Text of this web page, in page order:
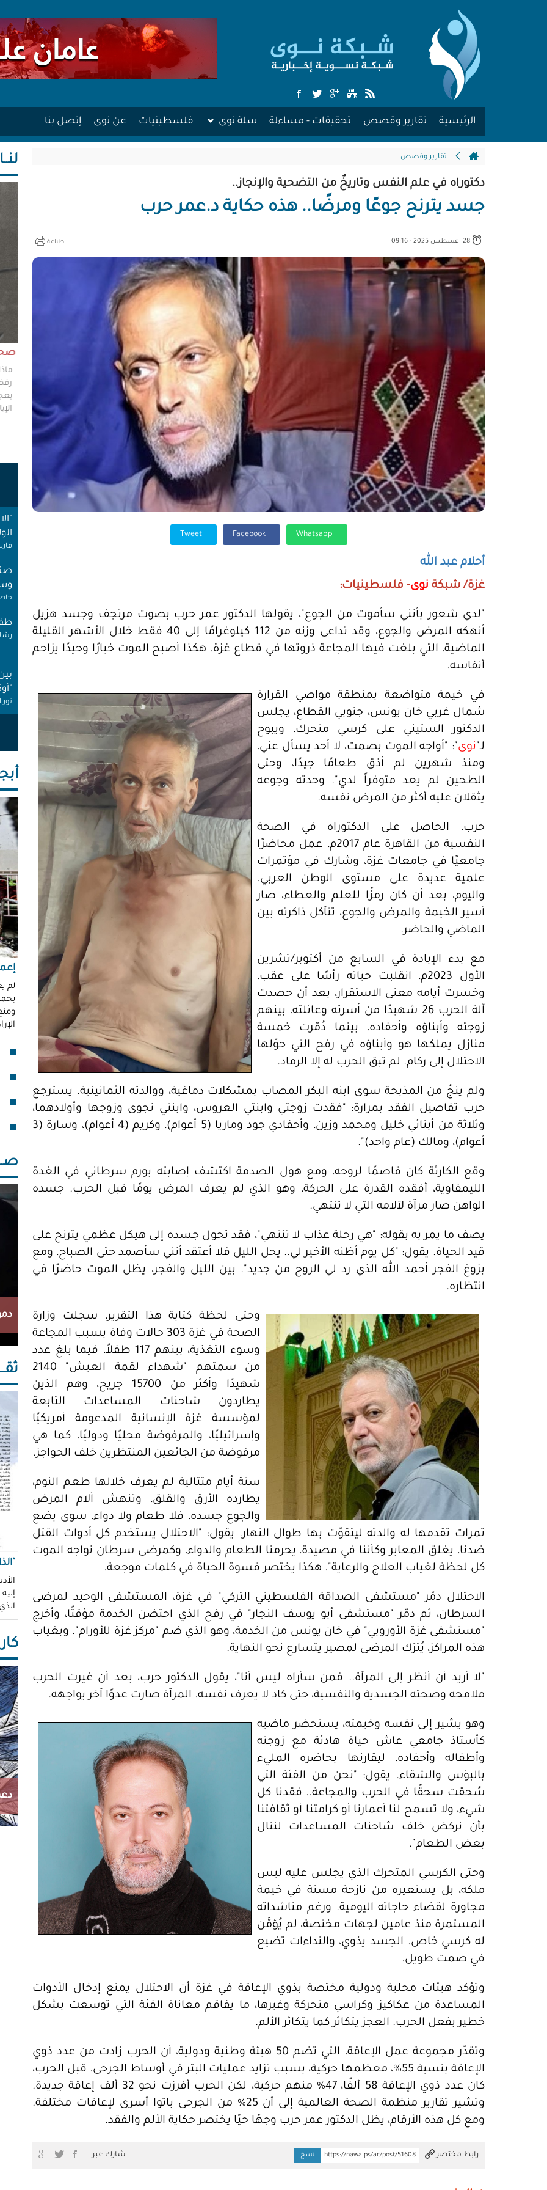
الرئيسية تقارير وقصص تحقيقات - مساءلة سلة نوى فلسطينيات عن نوى إتصل بنا
تقارير وقصص
دكتوراه في علم النفس وتاريخٌ من التضحية والإنجاز..
جسد يترنح جوعًا ومرضًا.. هذه حكاية د.عمر حرب
طباعة
Tweet Facebook
أحلام عبد الله
غزة/ شبكة نوى- فلسطينيات:
"لدي شعور بأنني سأموت من الجوع"، يقولها الدكتور عمر حرب بصوت مرتجف وجسد هزيل
أنهكه المرض والجوع، وقد تداعى وزنه من 112 كيلوغرامًا إلى 40 فقط خلال الأشهر القليلة
الماضية، التي بلغت فيها المجاعة ذروتها في قطاع غزة. هكذا أصبح الموت خيارًا وحيدًا يزاحم
أنفاسه.
في خيمة متواضعة بمنطقة مواصي القرارة
شمال غربي خان يونس، جنوبي القطاع، يجلس
الدكتور الستيني على كرسي متحرك، ويبوح
لـ"نوى": "أواجه الموت بصمت، لا أحد يسأل عني،
ومنذ شهرين لم أذق طعامًا جيدًا، وحتى
الطحين لم يعد متوفراً لدي". وحدته وجوعه
يثقلان عليه أكثر من المرض نفسه.
حرب، الحاصل على الدكتوراه في الصحة
النفسية من القاهرة عام 2017م، عمل محاضرًا
جامعيًا في جامعات غزة، وشارك في مؤتمرات
علمية عديدة على مستوى الوطن العربي.
واليوم، بعد أن كان رمزًا للعلم والعطاء، صار
أسير الخيمة والمرض والجوع، تتآكل ذاكرته بين
الماضي والحاضر.
مع بدء الإبادة في السابع من أكتوبر/تشرين
الأول 2023م، انقلبت حياته رأسًا على عقب،
وخسرت أيامه معنى الاستقرار، بعد أن حصدت
آلة الحرب 26 شهيدًا من أسرته وعائلته، بينهم
زوجته وأبناؤه وأحفاده، بينما دُمّرت خمسة
منازل يملكها هو وأبناؤه في رفح التي حوّلها
الاحتلال إلى ركام. لم تبق الحرب له إلا الرماد.
ولم ينجُ من المذبحة سوى ابنه البكر المصاب بمشكلات دماغية، ووالدته الثمانينية. يسترجع
حرب تفاصيل الفقد بمرارة: "فقدت زوجتي وابنتي العروس، وابنتي نجوى وزوجها وأولادهما،
وثلاثة من أبنائي خليل ومحمد وزين، وأحفادي جود وماريا (5 أعوام)، وكريم (4 أعوام)، وسارة (3
أعوام)، ومالك (عام واحد)".
وقع الكارثة كان قاصمًا لروحه، ومع هول الصدمة اكتشف إصابته بورم سرطاني في الغدة
الليمفاوية، أفقده القدرة على الحركة، وهو الذي لم يعرف المرض يومًا قبل الحرب. جسده
الواهن صار مرآة لآلامه التي لا تنتهي.
يصف ما يمر به بقوله: "هي رحلة عذاب لا تنتهي"، فقد تحول جسده إلى هيكل عظمي يترنح على
قيد الحياة. يقول: "كل يوم أظنه الأخير لي.. يحل الليل فلا أعتقد أنني سأصمد حتى الصباح، ومع
بزوغ الفجر أحمد الله الذي رد لي الروح من جديد". بين الليل والفجر، يظل الموت حاضرًا في
انتظاره.
وحتى لحظة كتابة هذا التقرير، سجلت وزارة
الصحة في غزة 303 حالات وفاة بسبب المجاعة
وسوء التغذية، بينهم 117 طفلاً، فيما بلغ عدد
من سمتهم "شهداء لقمة العيش" 2140
شهيدًا وأكثر من 15700 جريح، وهم الذين
يطاردون شاحنات المساعدات التابعة
لمؤسسة غزة الإنسانية المدعومة أمريكيًا
وإسرائيليًا، والمرفوضة محليًا ودوليًا، كما هي
مرفوضة من الجائعين المنتظرين خلف الحواجز.
ستة أيام متتالية لم يعرف خلالها طعم النوم،
يطارده الأرق والقلق، وتنهش آلام المرض
والجوع جسده، فلا طعام ولا دواء، سوى بضع
تمرات تقدمها له والدته ليتقوّت بها طوال النهار. يقول: "الاحتلال يستخدم كل أدوات القتل
ضدنا، يغلق المعابر وكأننا في مصيدة، يحرمنا الطعام والدواء، وكمرضى سرطان نواجه الموت
كل لحظة لغياب العلاج والرعاية". هكذا يختصر قسوة الحياة في كلمات موجعة.
الاحتلال دمّر "مستشفى الصداقة الفلسطيني التركي" في غزة، المستشفى الوحيد لمرضى
السرطان، ثم دمّر "مستشفى أبو يوسف النجار" في رفح الذي احتضن الخدمة مؤقتًا، وأخرج
"مستشفى غزة الأوروبي" في خان يونس من الخدمة، وهو الذي ضم "مركز غزة للأورام". وبغياب
هذه المراكز، يُترَك المرضى لمصير يتسارع نحو النهاية.
"لا أريد أن أنظر إلى المرآة.. فمن سأراه ليس أنا"، يقول الدكتور حرب، بعد أن غيرت الحرب
ملامحه وصحته الجسدية والنفسية، حتى كاد لا يعرف نفسه. المرآة صارت عدوًا آخر يواجهه.
وهو يشير إلى نفسه وخيمته، يستحضر ماضيه
كأستاذ جامعي عاش حياة هادئة مع زوجته
وأطفاله وأحفاده، ليقارنها بحاضره المليء
بالبؤس والشقاء. يقول: "نحن من الفئة التي
سُحقت سحقًا في الحرب والمجاعة.. فقدنا كل
شيء، ولا تسمح لنا أعمارنا أو كرامتنا أو ثقافتنا
بأن نركض خلف شاحنات المساعدات لننال
بعض الطعام".
وحتى الكرسي المتحرك الذي يجلس عليه ليس
ملكه، بل يستعيره من نازحة مسنة في خيمة
مجاورة لقضاء حاجاته اليومية. ورغم مناشداته
المستمرة منذ عامين لجهات مختصة، لم يُؤمَّن
له كرسي خاص. الجسد يذوي، والنداءات تضيع
في صمت طويل.
وتؤكد هيئات محلية ودولية مختصة بذوي الإعاقة في غزة أن الاحتلال يمنع إدخال الأدوات
المساعدة من عكاكيز وكراسي متحركة وغيرها، ما يفاقم معاناة الفئة التي توسعت بشكل
خطير بفعل الحرب. العجز يتكاثر كما يتكاثر الألم.
وتقدّر مجموعة عمل الإعاقة، التي تضم 50 هيئة وطنية ودولية، أن الحرب زادت من عدد ذوي
الإعاقة بنسبة 55%، معظمها حركية، بسبب تزايد عمليات البتر في أوساط الجرحى. قبل الحرب،
كان عدد ذوي الإعاقة 58 ألفًا، 47% منهم حركية، لكن الحرب أفرزت نحو 32 ألف إعاقة جديدة.
وتشير تقارير منظمة الصحة العالمية إلى أن 25% من الجرحى باتوا أسرى لإعاقات مختلفة.
ومع كل هذه الأرقام، يظل الدكتور عمر حرب وجهًا حيًا يختصر حكاية الألم والفقد.
رابط مختصر https://nawa.ps/ar/post/51608
تم النسخ نسخ شارك عبر
مش وقته!!
ليس مطلوباً من الصحفي أن يكون مخططًا إستراتيجيًا
ليضع إستراتيجيات عملٍ للهيئات العامة، ولكن من حقه
سؤال من يضعون تلك الاستراتيجيات عن تفاصيلها،
وخططهم في حال حدوث السيناريوهات الأسوأ؟
لم